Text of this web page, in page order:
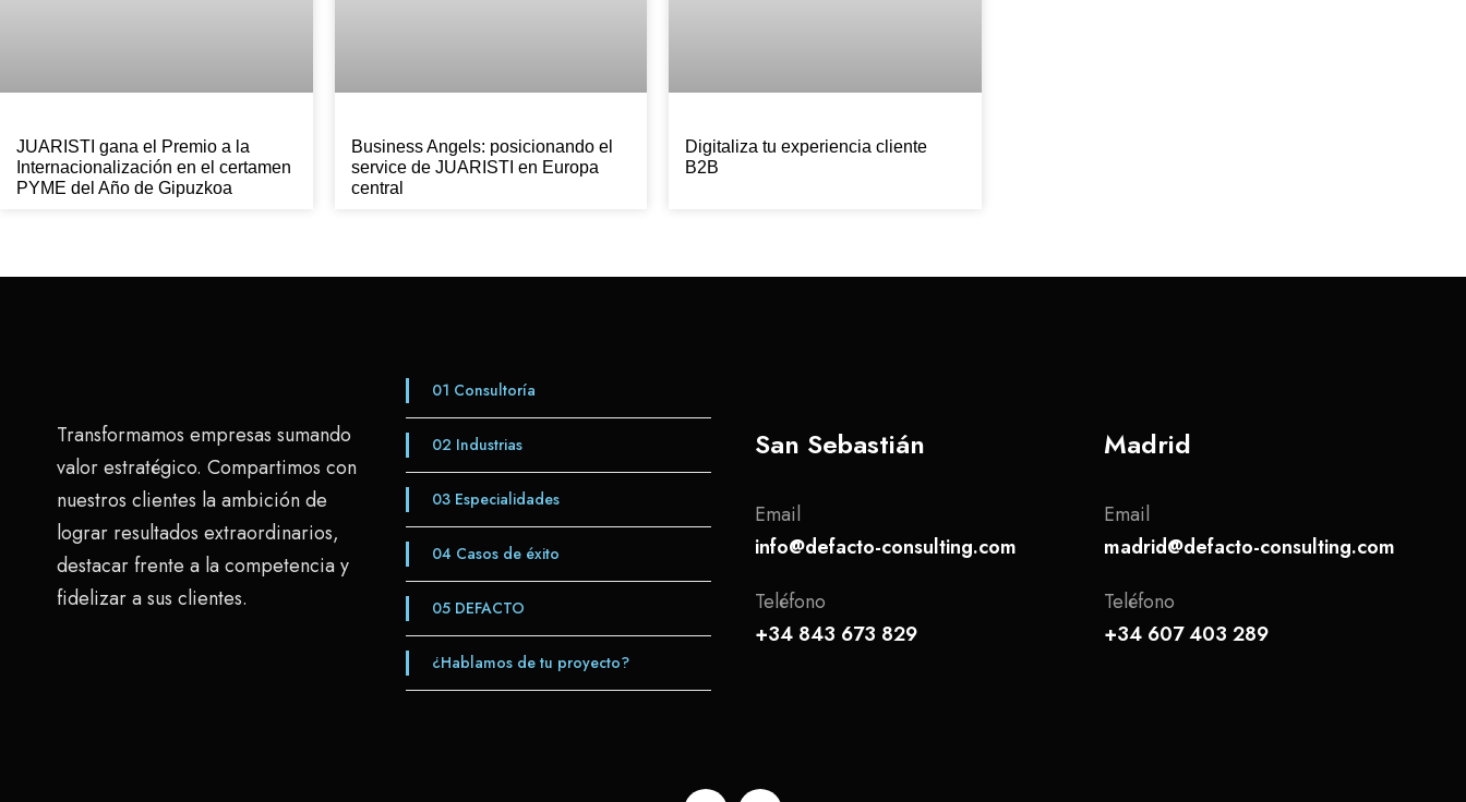
JUARISTI gana el Premio a la
Internacionalización en el certamen
PYME del Año de Gipuzkoa
Business Angels: posicionando el
service de JUARISTI en Europa
central
Digitaliza tu experiencia cliente
B2B
Transformamos empresas sumando
valor estratégico. Compartimos con
nuestros clientes la ambición de
lograr resultados extraordinarios,
destacar frente a la competencia y
fidelizar a sus clientes.
01 Consultoría
02 Industrias
03 Especialidades
04 Casos de éxito
05 DEFACTO
¿Hablamos de tu proyecto?
San Sebastián
Email
info@defacto-consulting.com
Teléfono
+34 843 673 829
Madrid
Email
madrid@defacto-consulting.com
Teléfono
+34 607 403 289